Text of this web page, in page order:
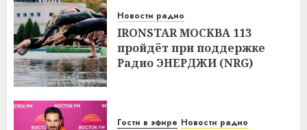
Новости радио
IRONSTAR МОСКВА 113
пройдёт при поддержке
Радио ЭНЕРДЖИ (NRG)
Гости в эфире Новости радио